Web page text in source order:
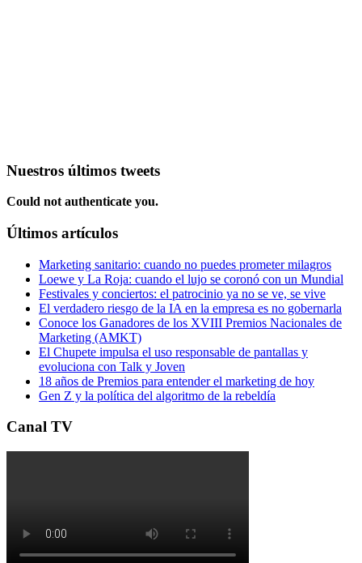
Nuestros últimos tweets
Could not authenticate you.
Últimos artículos
Marketing sanitario: cuando no puedes prometer milagros
Loewe y La Roja: cuando el lujo se coronó con un Mundial
Festivales y conciertos: el patrocinio ya no se ve, se vive
El verdadero riesgo de la IA en la empresa es no gobernarla
Conoce los Ganadores de los XVIII Premios Nacionales de
Marketing (AMKT)
El Chupete impulsa el uso responsable de pantallas y
evoluciona con Talk y Joven
18 años de Premios para entender el marketing de hoy
Gen Z y la política del algoritmo de la rebeldía
Canal TV